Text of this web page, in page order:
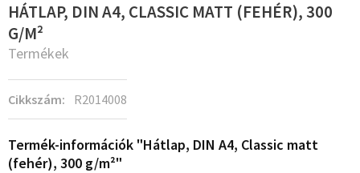
HÁTLAP, DIN A4, CLASSIC MATT (FEHÉR), 300
G/M²
Termékek
Cikkszám: R2014008
Termék-információk "Hátlap, DIN A4, Classic matt
(fehér), 300 g/m²"